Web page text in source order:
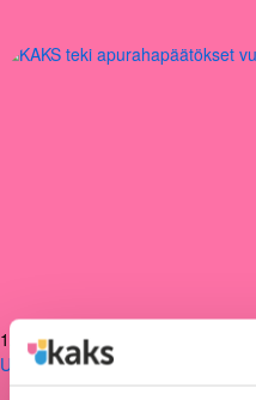
12.06.2026
Uutiset